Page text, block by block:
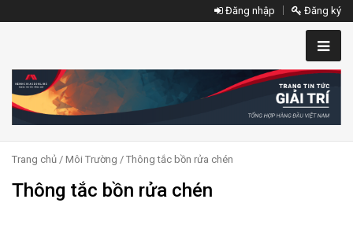
Đăng nhập Đăng ký
Trang chủ / Môi Trường / Thông tắc bồn rửa chén
Thông tắc bồn rửa chén